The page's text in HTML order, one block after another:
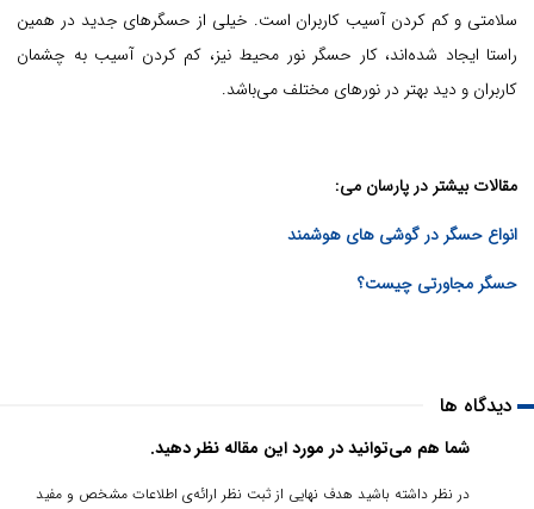
سلامتی و کم کردن آسیب کاربران است. خیلی از حسگرهای جدید در همین
راستا ایجاد شده‌اند، کار حسگر نور محیط نیز، کم کردن آسیب به چشمان
کاربران و دید بهتر در نورهای مختلف می‌باشد.
مقالات بیشتر در پارسان می:
انواع حسگر در گوشی های هوشمند
حسگر مجاورتی چیست؟
دیدگاه ها
شما هم می‌توانید در مورد این مقاله نظر دهید.
در نظر داشته باشید هدف نهایی از ثبت نظر ارائه‌ی اطلاعات مشخص و مفید